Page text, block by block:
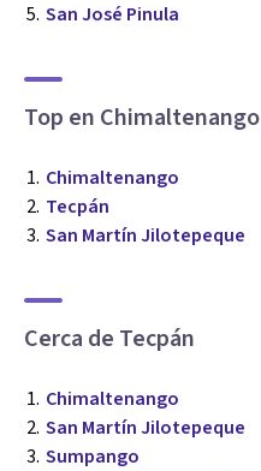
San José Pinula
Top en Chimaltenango
Chimaltenango
Tecpán
San Martín Jilotepeque
Cerca de Tecpán
Chimaltenango
San Martín Jilotepeque
Sumpango